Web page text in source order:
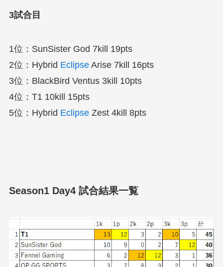
3試合目
1位：SunSister God 7kill 19pts
2位：Hybrid EclipseArise 7kill 16pts
3位：BlackBird Ventus 3kill 10pts
4位：T1 10kill 15pts
5位：Hybrid EclipseZest 4kill 8pts
Season1 Day4 試合結果一覧